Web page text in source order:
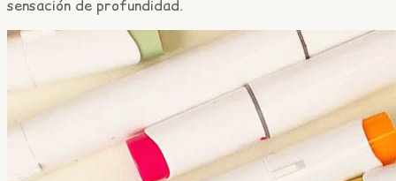
sensación de profundidad.